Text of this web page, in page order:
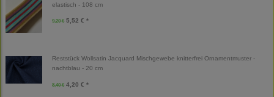
elastisch - 108 cm
9,20 € 5,52 € *
Reststück Wollsatin Jacquard Mischgewebe knitterfrei Ornamentmuster -
nachtblau - 20 cm
8,40 € 4,20 € *